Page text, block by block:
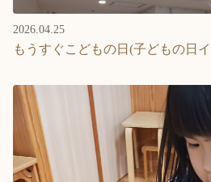
2026.04.25
もうすぐこどもの日(子どもの日イ